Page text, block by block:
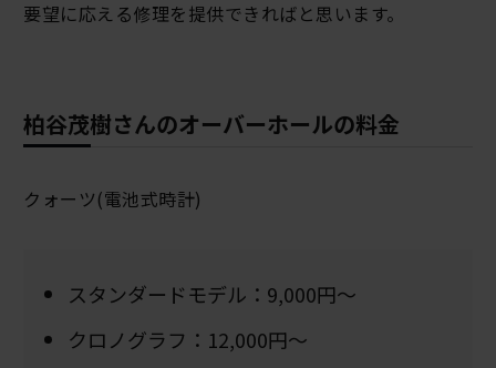
要望に応える修理を提供できればと思います。
柏谷茂樹さんのオーバーホールの料金
クォーツ(電池式時計)
スタンダードモデル：9,000円～
クロノグラフ：12,000円～